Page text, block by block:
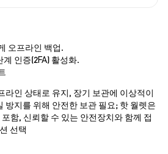
오프라인 백업.
인증(2FA) 활성화.
라인 상태로 유지, 장기 보관에 이상적이
방지를 위해 안전한 보관 필요; 핫 월렛은
함, 신뢰할 수 있는 안전장치와 함께 접
선택